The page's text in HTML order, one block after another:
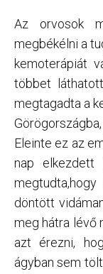
Az orvosok
megbékélni a
kemoterápiát
többet
megtagadta a
Eleinte ez az
nap elkezdett
döntött
meg hátra lévő
azt érezni,
ágyban sem